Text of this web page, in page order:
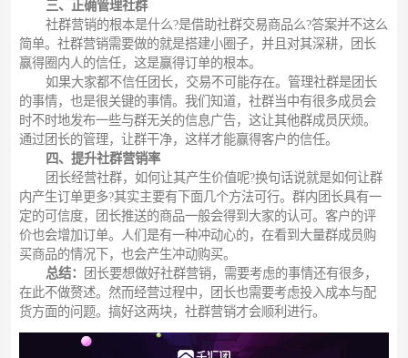
三、正确管理社群
社群营销的根本是什么?是借助社群交易商品么?答案并不这么
简单。社群营销需要做的就是搭建小圈子，并且对其深耕，团长
赢得圈内人的信任，这是赢得订单的根本。
如果大家都不信任团长，交易不可能存在。管理社群是团长
的事情，也是很关键的事情。我们知道，社群当中有很多成员会
时不时地发布一些与群无关的信息广告，这让其他群成员厌烦。
通过团长的管理，让群干净，这样才能赢得客户的信任。
四、提升社群营销率
团长经营社群，如何让其产生价值呢?换句话说就是如何让群
内产生订单更多?其实主要有下面几个方法可行。群内团长具有一
定的可信度，团长推送的商品一般会得到大家的认可。客户的评
价也会增加订单。人们是有一种冲动心的，在看到大量群成员购
买商品的情况下，也会产生冲动购买。
总结：
团长要想做好社群营销，需要考虑的事情还有很多，
在此不做赘述。然而经营过程中，团长也需要考虑投入成本与配
货方面的问题。搞好这两块，社群营销才会顺利进行。